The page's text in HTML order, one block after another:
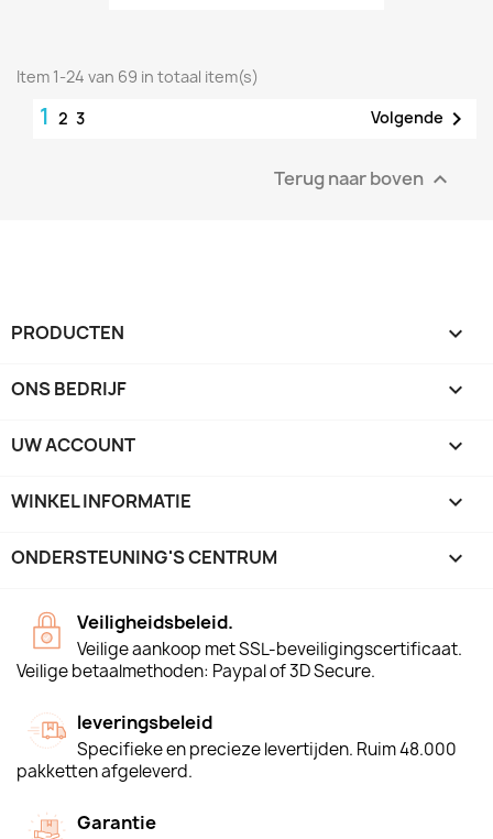
Item 1-24 van 69 in totaal item(s)
1 2 3 Volgende 
Terug naar boven 
PRODUCTEN 
ONS BEDRIJF 
UW ACCOUNT 
WINKEL INFORMATIE keyboard_arrow_down
ONDERSTEUNING'S CENTRUM 
Veiligheidsbeleid.
Veilige aankoop met SSL-beveiligingscertificaat.
Veilige betaalmethoden: Paypal of 3D Secure.
leveringsbeleid
Specifieke en precieze levertijden. Ruim 48.000
pakketten afgeleverd.
Garantie